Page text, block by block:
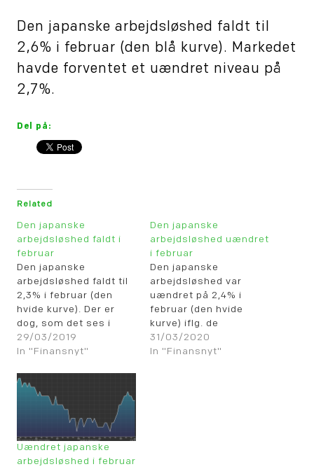
Den japanske arbejdsløshed faldt til
2,6% i februar (den blå kurve). Markedet
havde forventet et uændret niveau på
2,7%.
Del på:
Related
Den japanske
arbejdsløshed faldt i
februar
Den japanske
arbejdsløshed faldt til
2,3% i februar (den
hvide kurve). Der er
dog, som det ses i
grafen herover, fortsat
et pænt stykke vej til
1960'erne, hvor
arbejdsløsheden var
nede på 1%.
29/03/2019
In "Finansnyt"
Den japanske
arbejdsløshed uændret
i februar
Den japanske
arbejdsløshed var
uændret på 2,4% i
februar (den hvide
kurve) iflg. de
sæsonkorrigerede tal.
31/03/2020
In "Finansnyt"
Uændret japanske
arbejdsløshed i februar